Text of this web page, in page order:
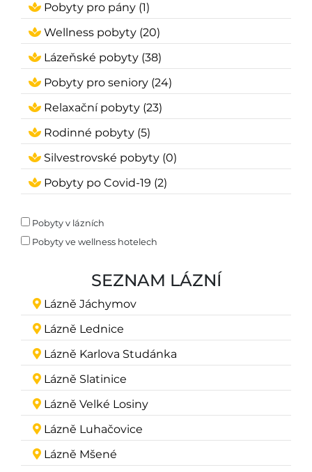
Pobyty pro pány (1)
Wellness pobyty (20)
Lázeňské pobyty (38)
Pobyty pro seniory (24)
Relaxační pobyty (23)
Rodinné pobyty (5)
Silvestrovské pobyty (0)
Pobyty po Covid-19 (2)
Pobyty v lázních
Pobyty ve wellness hotelech
SEZNAM LÁZNÍ
Lázně Jáchymov
Lázně Lednice
Lázně Karlova Studánka
Lázně Slatinice
Lázně Velké Losiny
Lázně Luhačovice
Lázně Mšené